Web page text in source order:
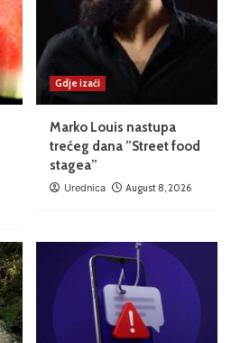
Gdje izaći
Marko Louis nastupa
trećeg dana ”Street food
stagea”
Urednica August 8, 2026